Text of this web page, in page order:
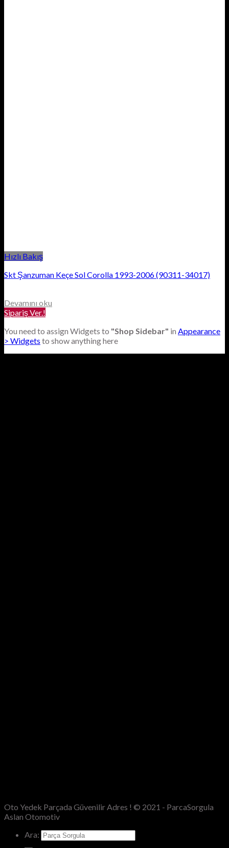
Hızlı Bakış
Skt Şanzuman Keçe Sol Corolla 1993-2006 (90311-34017)
Devamını oku
Sipariş Ver.!
You need to assign Widgets to "Shop Sidebar" in Appearance
> Widgets to show anything here
Oto Yedek Parçada Güvenilir Adres ! © 2021 - ParcaSorgula
Aslan Otomotiv
Ara: